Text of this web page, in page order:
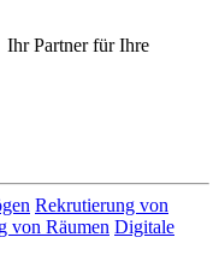
Ihr Partner für Ihre
Rekrutierung von
von Räumen Digitale